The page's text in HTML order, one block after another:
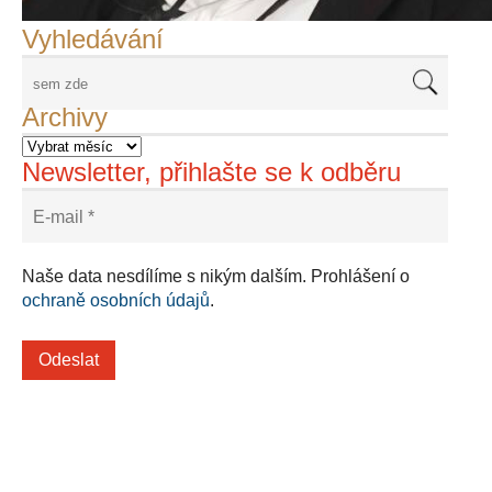
Vyhledávání
Archivy
Newsletter, přihlašte se k odběru
Naše data nesdílíme s nikým dalším. Prohlášení o
ochraně osobních údajů.